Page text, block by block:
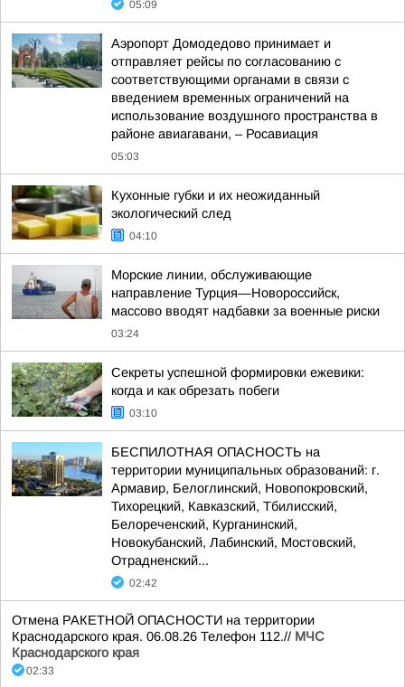
05:09
Аэропорт Домодедово принимает и
отправляет рейсы по согласованию с
соответствующими органами в связи с
введением временных ограничений на
использование воздушного пространства в
районе авиагавани, – Росавиация
05:03
Кухонные губки и их неожиданный
экологический след
04:10
Морские линии, обслуживающие
направление Турция—Новороссийск,
массово вводят надбавки за военные риски
03:24
Секреты успешной формировки ежевики:
когда и как обрезать побеги
03:10
БЕСПИЛОТНАЯ ОПАСНОСТЬ на
территории муниципальных образований: г.
Армавир, Белоглинский, Новопокровский,
Тихорецкий, Кавказский, Тбилисский,
Белореченский, Курганинский,
Новокубанский, Лабинский, Мостовский,
Отрадненский...
02:42
Отмена РАКЕТНОЙ ОПАСНОСТИ на территории
Краснодарского края. 06.08.26 Телефон 112.// МЧС
Краснодарского края
02:33